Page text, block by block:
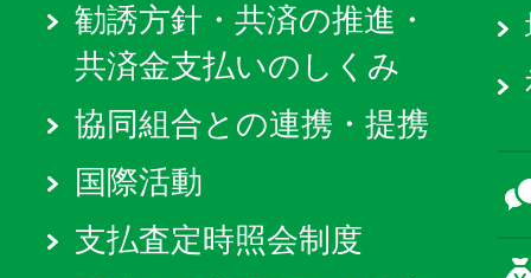
勧誘方針・共済の推進・
共済金支払いのしくみ
協同組合との連携・提携
国際活動
支払査定時照会制度